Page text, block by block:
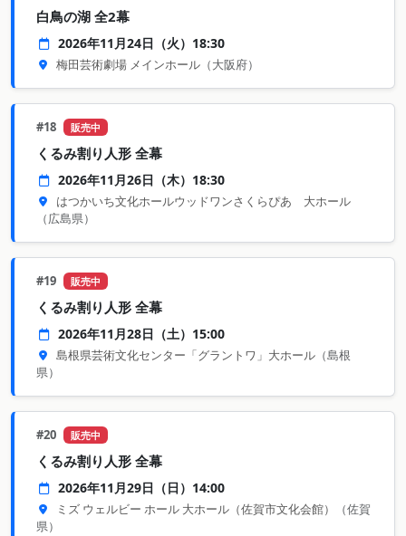
白鳥の湖 全2幕
2026年11月24日（火）18:30
梅田芸術劇場 メインホール （大阪府）
#18 販売中
くるみ割り人形 全幕
2026年11月26日（木）18:30
はつかいち文化ホールウッドワンさくらぴあ 大ホール
（広島県）
#19 販売中
くるみ割り人形 全幕
2026年11月28日（土）15:00
島根県芸術文化センター「グラントワ」大ホール （島根
県）
#20 販売中
くるみ割り人形 全幕
2026年11月29日（日）14:00
ミズ ウェルビー ホール 大ホール（佐賀市文化会館）
（佐賀
県）